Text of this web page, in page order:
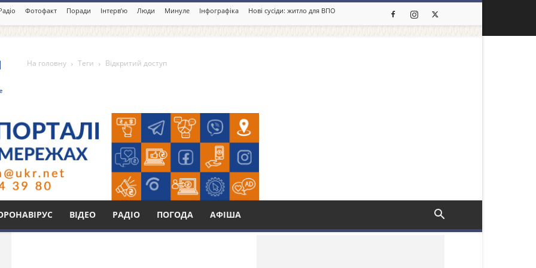
Фотофакт Поради Інтерв’ю Люди Минуле Інфографіка Нові сусіди: житло для ВПО
ВІДЕО РАДІО ПОГОДА АФІША
На головну Теги Відкритий доступ